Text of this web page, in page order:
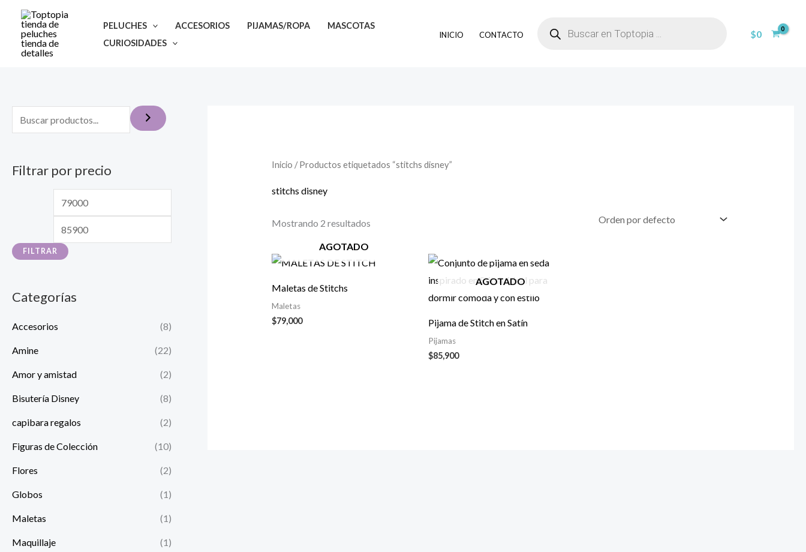
contenido
PELUCHES ACCESORIOS PIJAMAS/ROPA
MASCOTAS
CURIOSIDADES
INICIO CONTACTO
PRODUCTOS
$0
Filtrar por precio
r
c
o
i
m
FILTRAR
Categorías
Accesorios (8)
Amine (22)
Amor y amistad (2)
Bisutería Disney (8)
capibara regalos (2)
Figuras de Colección (10)
Flores (2)
Globos (1)
Maletas (1)
Maquillaje (1)
Inicio / Productos etiquetados “stitchs disney”
stitchs disney
Mostrando 2 resultados
AGOTADO
Maletas de Stitchs
Maletas
$79,000
AGOTADO
Pijama de Stitch en Satín
Pijamas
$85,900